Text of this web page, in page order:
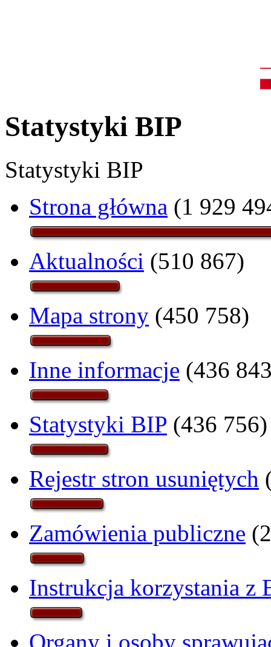
Statystyki BIP
Statystyki BIP
Strona główna (1 929
Aktualności (510 867)
Mapa strony (450 758)
Inne informacje (436
Statystyki BIP (436 756)
Rejestr stron usuniętych
Zamówienia publiczne
Instrukcja korzystania z
Organy i osoby